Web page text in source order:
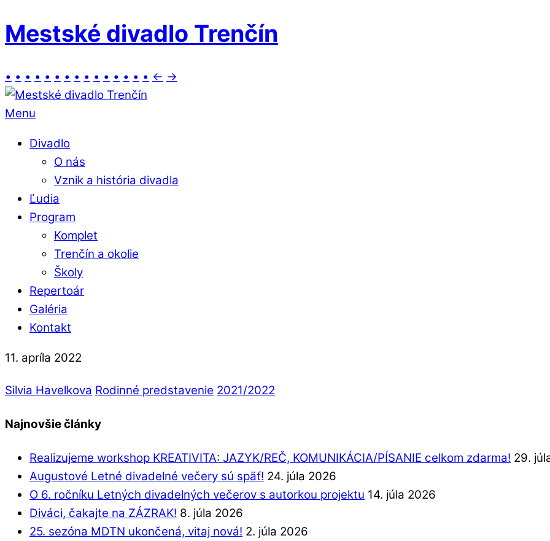
Mestské divadlo Trenčín
• • • • • • • • • • • • • • • ← →
Menu
Divadlo
O nás
Vznik a história divadla
Ľudia
Program
Komplet
Trenčín a okolie
Školy
Repertoár
Galéria
Kontakt
11. apríla 2022
Silvia Havelkova Rodinné predstavenie 2021/2022
Najnovšie články
Realizujeme workshop KREATIVITA: JAZYK/REČ, KOMUNIKÁCIA/PÍSANIE celkom zdarma! 29.
Augustové Letné divadelné večery sú späť! 24. júla 2026
O 6. ročníku Letných divadelných večerov s autorkou projektu 14. júla 2026
Diváci, čakajte na ZÁZRAK! 8. júla 2026
25. sezóna MDTN ukončená, vitaj nová! 2. júla 2026